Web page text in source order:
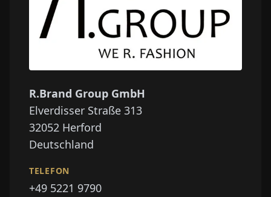
R.Brand Group GmbH
Elverdisser Straße 313
32052 Herford
Deutschland
TELEFON
+49 5221 9790